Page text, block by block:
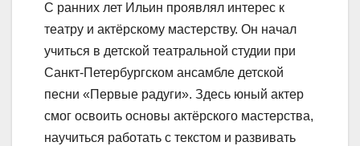
С ранних лет Ильин проявлял интерес к
театру и актёрскому мастерству. Он начал
учиться в детской театральной студии при
Санкт-Петербургском ансамбле детской
песни «Первые радуги». Здесь юный актер
смог освоить основы актёрского мастерства,
научиться работать с текстом и развивать